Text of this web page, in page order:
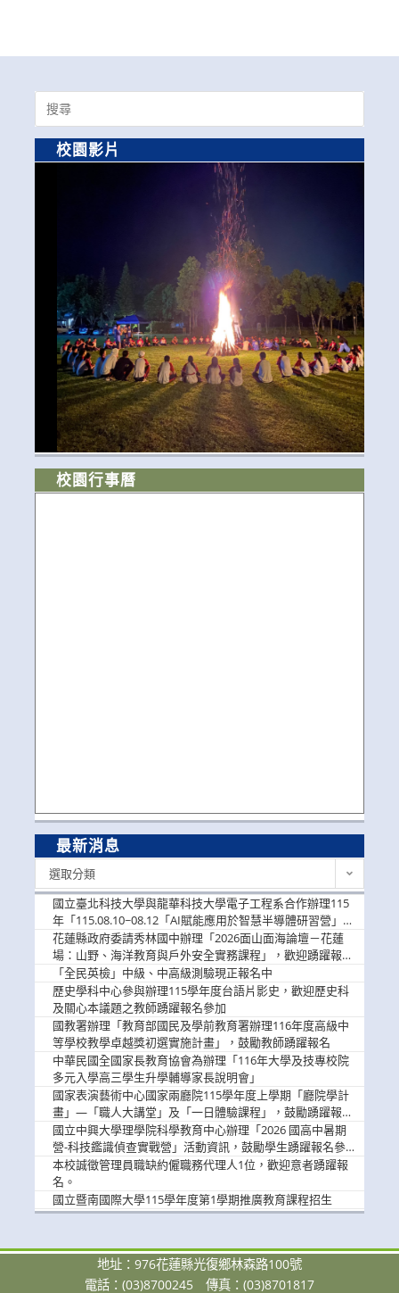
Search
for:
校園影片
校園行事曆
最新消息
選取分類
國立臺北科技大學與龍華科技大學電子工程系合作辦理115
年「115.08.10~08.12「AI賦能應用於智慧半導體研習營」，
歡迎學生踴躍報名參加
花蓮縣政府委請秀林國中辦理「2026面山面海論壇－花蓮
場：山野、海洋教育與戶外安全實務課程」，歡迎踴躍報名
參加
「全民英檢」中級、中高級測驗現正報名中
歷史學科中心參與辦理115學年度台語片影史，歡迎歷史科
及關心本議題之教師踴躍報名參加
國教署辦理「教育部國民及學前教育署辦理116年度高級中
等學校教學卓越獎初選實施計畫」，鼓勵教師踴躍報名
中華民國全國家長教育協會為辦理「116年大學及技專校院
多元入學高三學生升學輔導家長說明會」
國家表演藝術中心國家兩廳院115學年度上學期「廳院學計
畫」—「職人大講堂」及「一日體驗課程」，鼓勵踴躍報名
參與。
國立中興大學理學院科學教育中心辦理「2026 國高中暑期
營-科技鑑識偵查實戰營」活動資訊，鼓勵學生踴躍報名參
加。
本校誠徵管理員職缺約僱職務代理人1位，歡迎意者踴躍報
名。
國立暨南國際大學115學年度第1學期推廣教育課程招生
地址：976花蓮縣光復鄉林森路100號
電話：(03)8700245
傳真：(03)8701817